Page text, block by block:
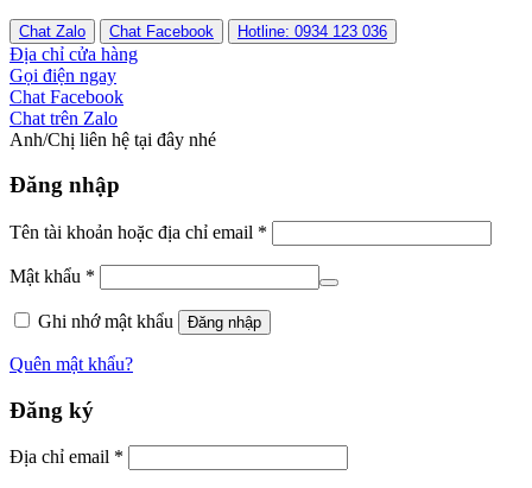
Chat Zalo Chat Facebook Hotline: 0934 123 036
Địa chỉ cửa hàng
Gọi điện ngay
Chat Facebook
Chat trên Zalo
Anh/Chị liên hệ tại đây nhé
Đăng nhập
Tên tài khoản hoặc địa chỉ email *
Mật khẩu *
Ghi nhớ mật khẩu Đăng nhập
Quên mật khẩu?
Đăng ký
Địa chỉ email *